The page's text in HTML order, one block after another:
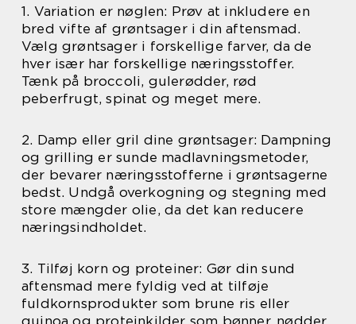
1. Variation er nøglen: Prøv at inkludere en
bred vifte af grøntsager i din aftensmad.
Vælg grøntsager i forskellige farver, da de
hver især har forskellige næringsstoffer.
Tænk på broccoli, gulerødder, rød
peberfrugt, spinat og meget mere.
2. Damp eller gril dine grøntsager: Dampning
og grilling er sunde madlavningsmetoder,
der bevarer næringsstofferne i grøntsagerne
bedst. Undgå overkogning og stegning med
store mængder olie, da det kan reducere
næringsindholdet.
3. Tilføj korn og proteiner: Gør din sund
aftensmad mere fyldig ved at tilføje
fuldkornsprodukter som brune ris eller
quinoa og proteinkilder som bønner, nødder